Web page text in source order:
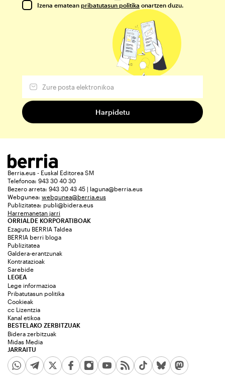
Izena ematean pribatutasun politika onartzen duzu.
Berria.eus - Euskal Editorea SM
Telefonoa: 943 30 40 30
Bezero arreta: 943 30 43 45 | laguna@berria.eus
Webgunea: webgunea@berria.eus
Publizitatea: publi@bidera.eus
Harremanetan jarri
ORRIALDE KORPORATIBOAK
Ezagutu BERRIA Taldea
BERRIA berri bloga
Publizitatea
Galdera-erantzunak
Kontratazioak
Sarebide
JARRAITU
LEGEA
Lege informazioa
Pribatutasun politika
Cookieak
cc Lizentzia
Kanal etikoa
BESTELAKO ZERBITZUAK
Bidera zerbitzuak
Midas Media